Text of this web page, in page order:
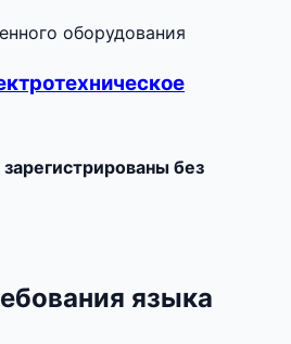
оборудования
без
языка